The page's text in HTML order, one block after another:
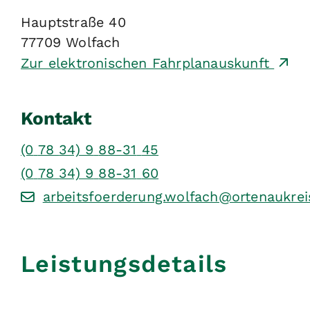
Hauptstraße 40
77709 Wolfach
Zur elektronischen Fahrplanauskunft
Kontakt
(0 78 34) 9 88-31 45
(0 78 34) 9 88-31 60
Leistungsdetails